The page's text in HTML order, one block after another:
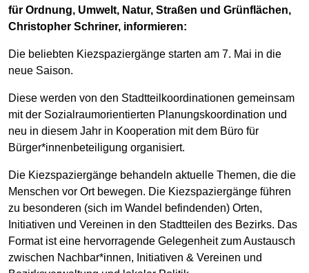
für Ordnung, Umwelt, Natur, Straßen und Grünflächen,
Christopher Schriner, informieren:
Die beliebten Kiezspaziergänge starten am 7. Mai in die
neue Saison.
Diese werden von den Stadtteilkoordinationen gemeinsam
mit der Sozialraumorientierten Planungskoordination und
neu in diesem Jahr in Kooperation mit dem Büro für
Bürger*innenbeteiligung organisiert.
Die Kiezspaziergänge behandeln aktuelle Themen, die die
Menschen vor Ort bewegen. Die Kiezspaziergänge führen
zu besonderen (sich im Wandel befindenden) Orten,
Initiativen und Vereinen in den Stadtteilen des Bezirks. Das
Format ist eine hervorragende Gelegenheit zum Austausch
zwischen Nachbar*innen, Initiativen & Vereinen und